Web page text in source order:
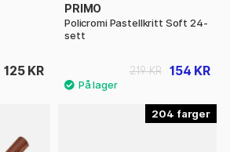
125 KR
PRIMO
Policromi Pastellkritt Soft 24-
sett
154 KR
219 KR
204